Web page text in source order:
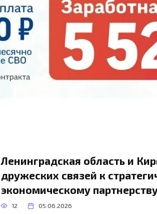
Ленинградская область и
дружеских связей к
экономическому
12 05.06.2026